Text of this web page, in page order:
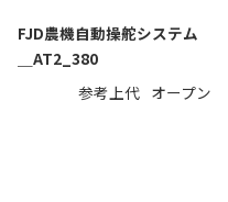
FJD農機自動操舵システム
＿AT2_380
参考上代 オープン